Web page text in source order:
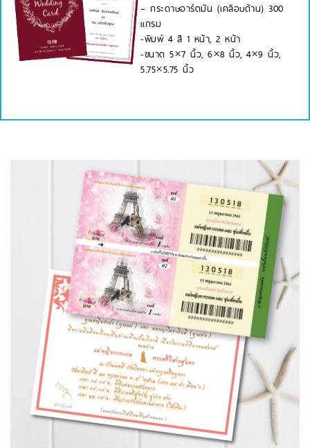
– กระดาษอาร์ตมัน (เคลือบด้าน) 300
แกรม
-พิมพ์ 4 สี 1 หน้า, 2 หน้า
-ขนาด 5×7 นิ้ว, 6×8 นิ้ว, 4×9 นิ้ว,
5.75×5.75 นิ้ว